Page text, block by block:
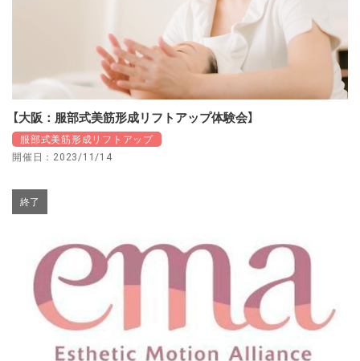
【大阪：服部式美筋形成リフトアップ体験会】
服部式美筋形成リフトアップ
開催日：2023/11/14
終了